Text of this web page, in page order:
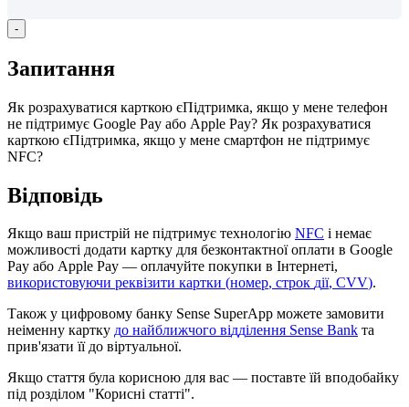
-
Запитання
Як розрахуватися карткою єПідтримка, якщо у мене телефон
не підтримує Google Pay або Apple Pay? Як розрахуватися
карткою єПідтримка, якщо у мене смартфон не підтримує
NFC?
Відповідь
Якщо ваш пристрій не підтримує технологію NFC і немає
можливості додати картку для безконтактної оплати в Google
Pay або Apple Pay — оплачуйте покупки в Інтернеті,
використовуючи реквізити картки (номер, строк дії, CVV).
Також у цифровому банку Sense SuperApp можете замовити
неіменну картку до найближчого відділення Sense Bank та
прив'язати її до віртуальної.
Якщо стаття була корисною для вас — поставте їй вподобайку
під розділом "Корисні статті".